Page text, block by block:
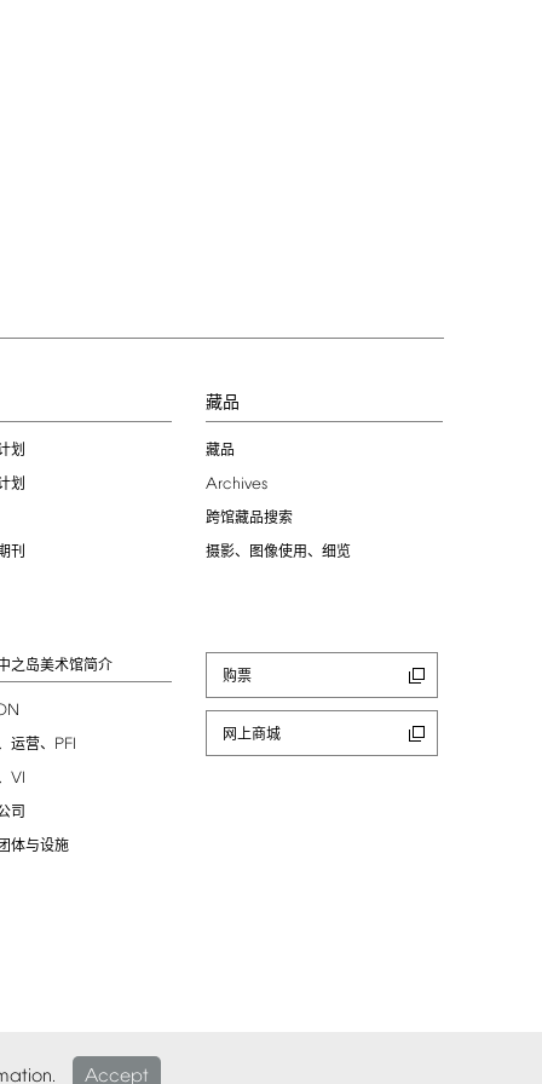
Accept
划
划
刊
藏品
藏品
Archives
跨馆藏品搜索
摄影、图像使用、细览
之岛美术馆简介
运营、 PFI
VI
司
体与设施
购票
网上商城